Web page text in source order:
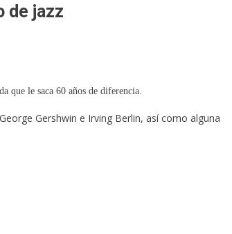
de jazz
que le saca 60 años de diferencia.
Gershwin e Irving Berlin, así como alguna